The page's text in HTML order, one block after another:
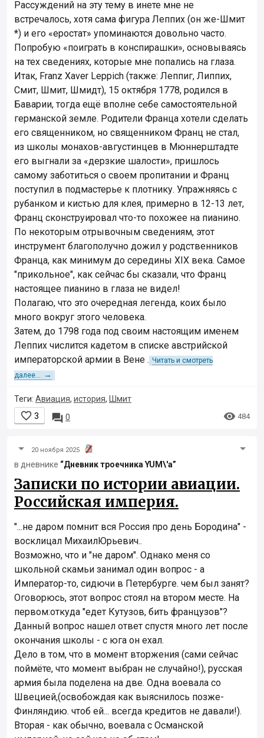
Рассуждений на эту тему в инете мне не
встречалось, хотя сама фигура Леппих (он же-Шмит
*) и его «еростат» упоминаются довольно часто.
Попробую «поиграть в конспирашки», основываясь
на тех сведениях, которые мне попались на глаза.
Итак, Franz Xaver Leppich (также: Леппиг, Липпих,
Смит, Шмит, Шмидт), 15 октября 1778, родился в
Баварии, тогда ещё вполне себе самостоятельной
германской земле. Родители Франца хотели сделать
его священником, но священником Франц не стал,
из школы монахов-августинцев в Мюннерштадте
его выгнали за «дерзкие шалости», пришлось
самому заботиться о своем пропитании и Франц
поступил в подмастерье к плотнику. Упражняясь с
рубанком и кистью для клея, примерно в 12-13 лет,
Франц сконструировал что-то похожее на пианино.
По некоторым отрывочным сведениям, этот
инструмент благополучно дожил у родственников
Франца, как минимум до середины XIX века. Самое
"прикольное", как сейчас бы сказали, что Франц
настоящее пианино в глаза не видел!
Полагаю, что это очередная легенда, коих было
много вокруг этого человека.
Затем, до 1798 года под своим настоящим именем
Леппих числится кадетом в списке австрийской
императорской армии в Вене . Читать и смотреть
далее... →
Теги: Авиация, история, Шмит
 3  0  484
20 ноября 2025
в дневнике “Дневник троечника YUM\'а”
Записки по истории авиации.
Российская империя.
"...не даром помнит вся Россия про день Бородина" -
восклицал МихаилЮрьевич..
Возможно, что и "не даром". Однако меня со
школьной скамьи занимал один вопрос - а
Император-то, сидючи в Петербурге. чем был занят?
Оговорюсь, этот вопрос стоял на втором месте. На
первом:откуда "едет Кутузов, бить французов"?
Данный вопрос нашел ответ спустя много лет после
окончания школы - с юга он ехал.
Дело в том, что в момент вторжения (сами сейчас
поймёте, что момент выбран не случайно!), русская
армия была поделена на две. Одна воевала со
Швецией,(освобождая как выяснилось позже-
Финляндию. чтоб ей... всегда кредитов не давали!).
Вторая - как обычно, воевала с Османской